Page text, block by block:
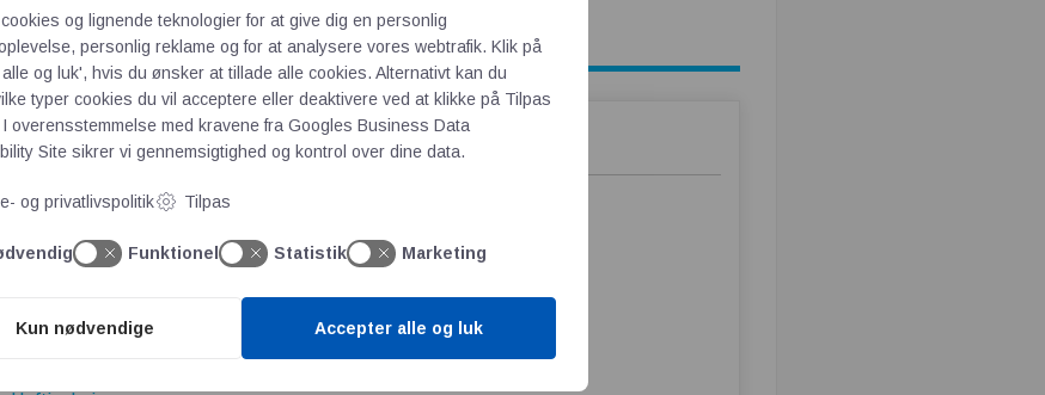
er foretaget af uafhængige og uvildige instanser
ventilation med høj varmegenvinding til energieffektive bygninger
med op til 97 % varmegenvinding hos Hotpaper
test
og lignende teknologier for at give dig en personlig
personlig reklame og for at analysere vores webtrafik. Klik på
og luk', hvis du ønsker at tillade alle cookies. Alternativt kan du
typer cookies du vil acceptere eller deaktivere ved at klikke på Tilpas
overensstemmelse med kravene fra Googles Business Data
Site sikrer vi gennemsigtighed og kontrol over dine data.
og privatlivspolitik Tilpas
Funktionel Statistik Marketing
Kun nødvendige Accepter alle og luk